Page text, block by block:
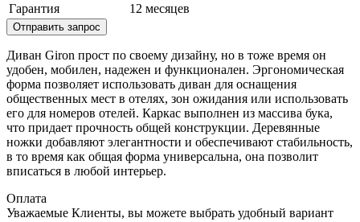
Гарантия
12 месяцев
Отправить запрос
Диван Giron прост по своему дизайну, но в тоже время он
удобен, мобилен, надежен и функционален. Эргономическая
форма позволяет использовать диван для оснащения
общественных мест в отелях, зон ожидания или использовать
его для номеров отелей. Каркас выполнен из массива бука,
что придает прочность общей конструкции. Деревянные
ножки добавляют элегантности и обеспечивают стабильность,
в то время как общая форма универсальна, она позволит
вписаться в любой интерьер.
Оплата
Уважаемые Клиенты, вы можете выбрать удобный вариант